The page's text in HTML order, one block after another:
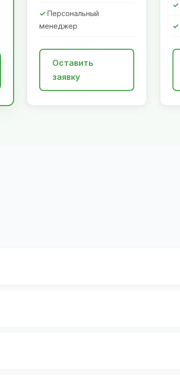
Персональный
менеджер
Оставить
заявку